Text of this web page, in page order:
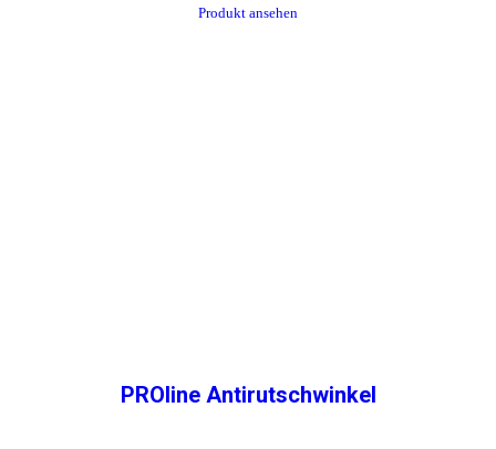
Produkt ansehen
PROline Antirutschwinkel